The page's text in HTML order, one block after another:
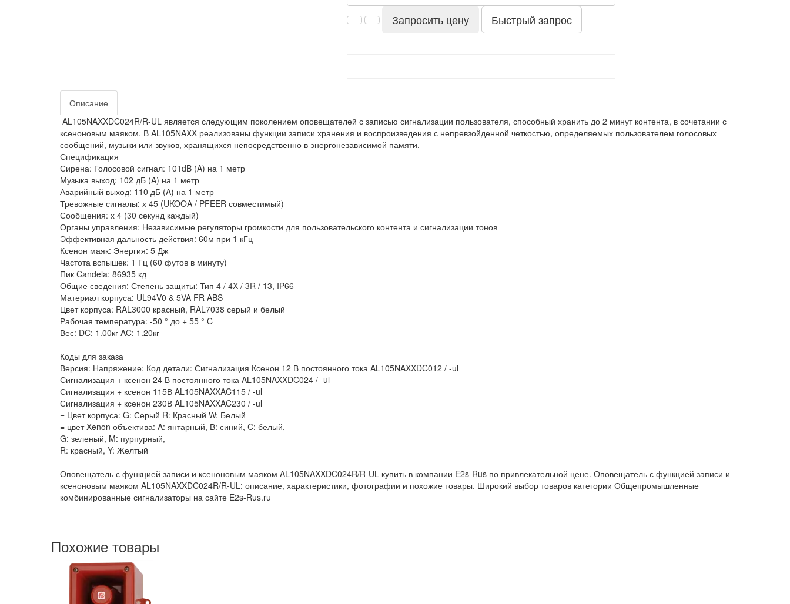
Запросить цену Быстрый запрос
Описание
AL105NAXXDC024R/R-UL является следующим поколением оповещателей с записью сигнализации пользователя, способный хранить до 2 минут контента, в сочетании с
ксеноновым маяком. В AL105NAXX реализованы функции записи хранения и воспроизведения с непревзойденной четкостью, определяемых пользователем голосовых
сообщений, музыки или звуков, хранящихся непосредственно в энергонезависимой памяти.
Спецификация
Сирена: Голосовой сигнал: 101dB (A) на 1 метр
Музыка выход: 102 дБ (A) на 1 метр
Аварийный выход: 110 дБ (A) на 1 метр
Тревожные сигналы: х 45 (UKOOA / PFEER совместимый)
Сообщения: х 4 (30 секунд каждый)
Органы управления: Независимые регуляторы громкости для пользовательского контента и сигнализации тонов
Эффективная дальность действия: 60м при 1 кГц
Ксенон маяк: Энергия: 5 Дж
Частота вспышек: 1 Гц (60 футов в минуту)
Пик Candela: 86935 кд
Общие сведения: Степень защиты: Тип 4 / 4X / 3R / 13, IP66
Материал корпуса: UL94V0 & 5VA FR ABS
Цвет корпуса: RAL3000 красный, RAL7038 серый и белый
Рабочая температура: -50 ° до + 55 ° C
Вес: DC: 1.00кг AC: 1.20кг
Коды для заказа
Версия: Напряжение: Код детали: Сигнализация Ксенон 12 В постоянного тока AL105NAXXDC012 / -ul
Сигнализация + ксенон 24 В постоянного тока AL105NAXXDC024 / -ul
Сигнализация + ксенон 115В AL105NAXXAC115 / -ul
Сигнализация + ксенон 230В AL105NAXXAC230 / -ul
= Цвет корпуса: G: Серый R: Красный W: Белый
= цвет Xenon объектива: A: янтарный, В: синий, C: белый,
G: зеленый, M: пурпурный,
R: красный, Y: Желтый
Оповещатель с функцией записи и ксеноновым маяком AL105NAXXDC024R/R-UL купить в компании E2s-Rus по привлекательной цене. Оповещатель с функцией записи и
ксеноновым маяком AL105NAXXDC024R/R-UL: описание, характеристики, фотографии и похожие товары. Широкий выбор товаров категории Общепромышленные
комбинированные сигнализаторы на сайте E2s-Rus.ru
Похожие товары